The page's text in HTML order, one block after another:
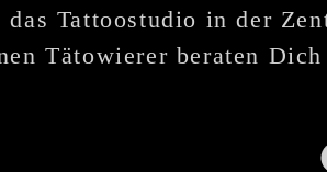
Tattoostudio in der
Tätowierer beraten